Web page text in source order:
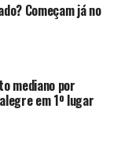
Começam já no
mediano por
em 1º lugar